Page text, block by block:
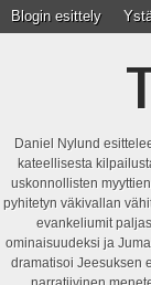
Blogin esittely
Daniel Nylund
kateellisesta
uskonnollisten
pyhitetyn väkivallan
evankeliumit
ominaisuudeksi ja
dramatisoi Jeesuksen